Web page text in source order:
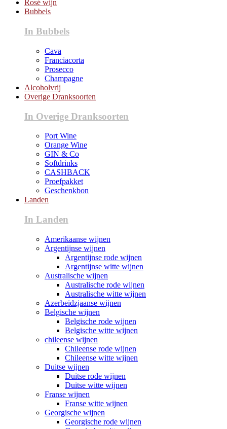
Rosé wijn
Bubbels
In Bubbels
Cava
Franciacorta
Prosecco
Champagne
Alcoholvrij
Overige Dranksoorten
In Overige Dranksoorten
Port Wine
Orange Wine
GIN & Co
Softdrinks
CASHBACK
Proefpakket
Geschenkbon
Landen
In Landen
Amerikaanse wijnen
Argentijnse wijnen
Argentijnse rode wijnen
Argentijnse witte wijnen
Australische wijnen
Australische rode wijnen
Australische witte wijnen
Azerbeidzjaanse wijnen
Belgische wijnen
Belgische rode wijnen
Belgische witte wijnen
chileense wijnen
Chileense rode wijnen
Chileense witte wijnen
Duitse wijnen
Duitse rode wijnen
Duitse witte wijnen
Franse wijnen
Franse witte wijnen
Georgische wijnen
Georgische rode wijnen